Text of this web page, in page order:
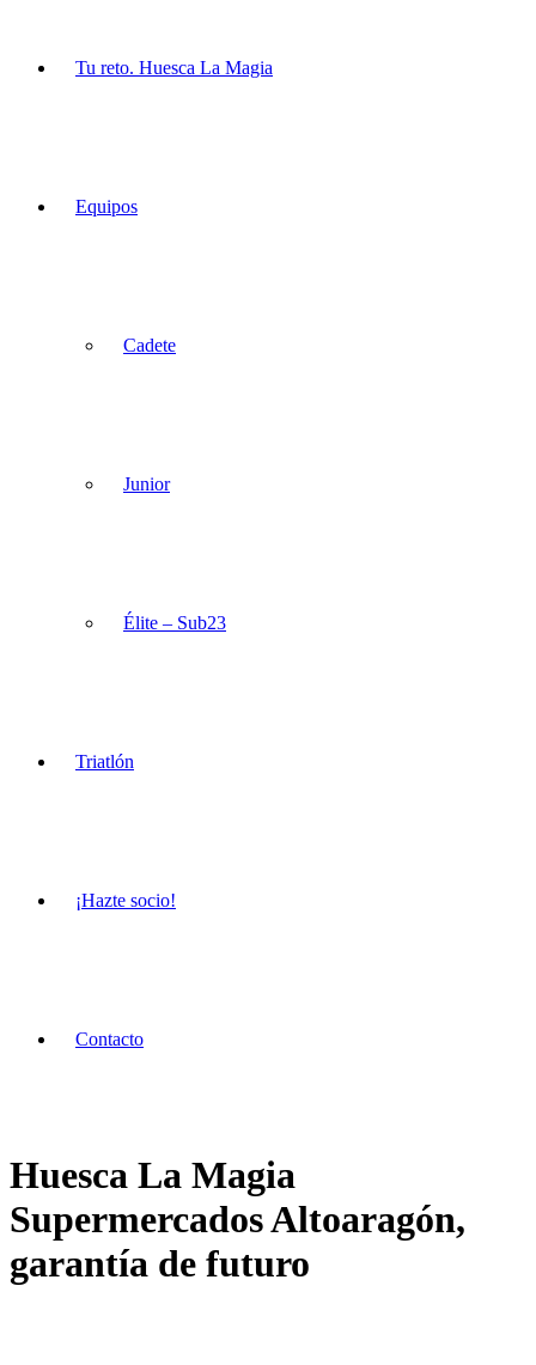
Tu reto. Huesca La Magia
Equipos
Cadete
Junior
Élite – Sub23
Triatlón
¡Hazte socio!
Contacto
Huesca La Magia
Supermercados Altoaragón,
garantía de futuro